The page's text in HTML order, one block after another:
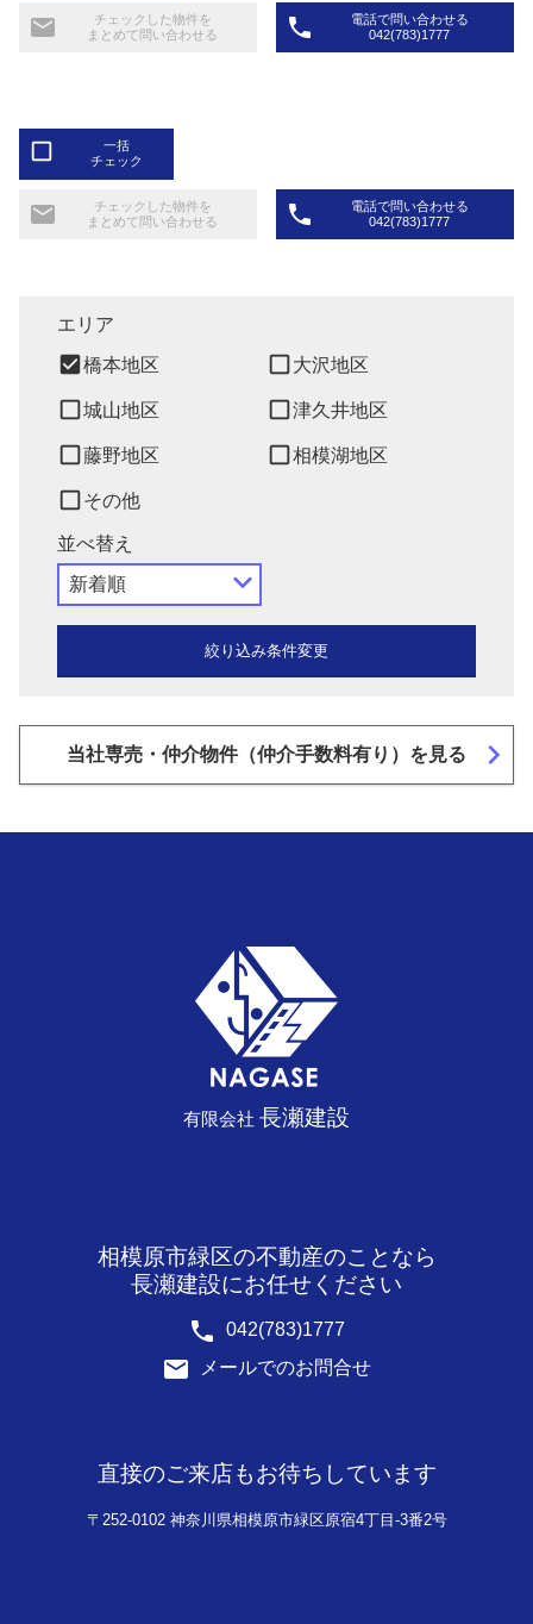
email
チェックした物件を
まとめて問い合わせる
phone
電話で問い合わせる
042(783)1777
check_box_outline_blank
一括
チェック
email
チェックした物件を
まとめて問い合わせる
phone
電話で問い合わせる
042(783)1777
エリア
check_box橋本地区 check_box_outline_blank大沢地区
check_box_outline_blank城山地区 check_box_outline_blank津久井地区
check_box_outline_blank藤野地区 check_box_outline_blank相模湖地区
check_box_outline_blankその他
並べ替え
navigate_next
当社専売・仲介物件（仲介手数料有り）を見る navigate_next
有限会社 長瀬建設
相模原市緑区の不動産のことなら
長瀬建設にお任せください
phone 042(783)1777
email メールでのお問合せ
直接のご来店もお待ちしています
〒252-0102 神奈川県相模原市緑区原宿4丁目-3番2号